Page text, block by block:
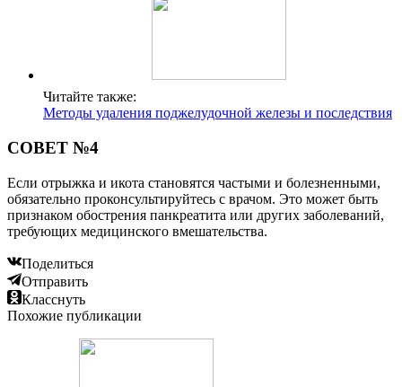
Читайте также:
Методы удаления поджелудочной железы и последствия
СОВЕТ №4
Если отрыжка и икота становятся частыми и болезненными,
обязательно проконсультируйтесь с врачом. Это может быть
признаком обострения панкреатита или других заболеваний,
требующих медицинского вмешательства.
Поделиться
Отправить
Класснуть
Похожие публикации